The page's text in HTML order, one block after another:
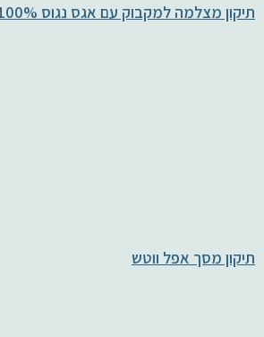
תיקון מצלמה למקבוק עם אגס נגוס 100% לקוחות מרוצים!
תיקון מסך אפל ווטש